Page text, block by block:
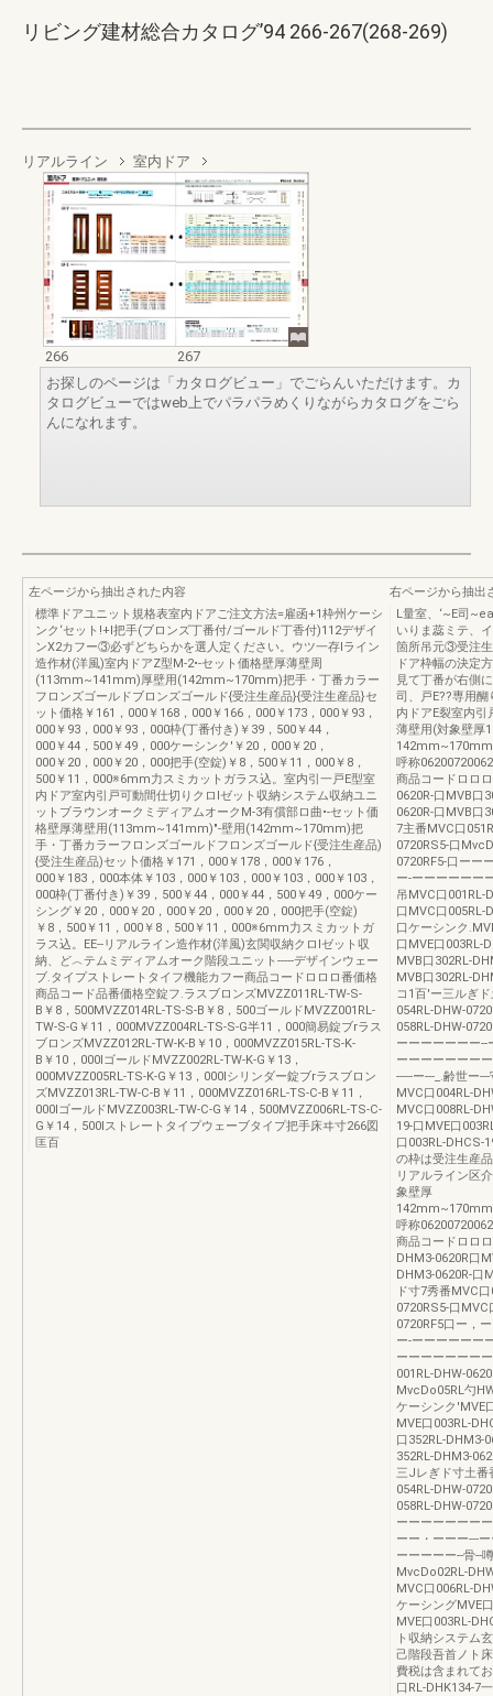
リビング建材総合カタログ’94 266-267(268-269)
リアルライン 室内ドア
266
267
お探しのページは「カタログビュー」でごらんいただけます。カ
タログビューではweb上でパラパラめくりながらカタログをごら
んになれます。
左ページから抽出された内容
標準ドアユニット規格表室内ドアご注文方法=雇函+1枠州ケーシ
ンク‘セット!+I把手(ブロンズ丁番付/ゴールド丁香付)112デザイ
ンX2カフー③必ずどちらかを選人定ください。ウツ一存lライン
造作材(洋風)室内ドアZ型M-2•-セット価格壁厚薄壁周
(113mm~141mm)厚壁用(142mm~170mm)把手・丁番カラー
フロンズゴールドブロンズゴールド{受注生産品}{受注生産品}セ
ット価格￥161，000￥168，000￥166，000￥173，000￥93，
000￥93，000￥93，000枠(丁番付き)￥39，500￥44，
000￥44，500￥49，000ケーシンク'￥20，000￥20，
000￥20，000￥20，000把手(空錠)￥8，500￥11，000￥8，
500￥11，000※6mm力スミカットガラス込。室内引一戸E型室
内ドア室内引戸可動間仕切りクロlゼット収納システム収納ユニ
ットブラウンオークミディアムオークM-3有償部ロ曲•-セット価
格壁厚薄壁用(113mm~141mm)"-壁用(142mm~170mm)把
手・丁番カラーフロンズゴールドフロンズゴールド{受注生産品)
{受注生産品)セッ卜価格￥171，000￥178，000￥176，
000￥183，000本体￥103，000￥103，000￥103，000￥103，
000枠(丁番付き)￥39，500￥44，000￥44，500￥49，000ケー
シング￥20，000￥20，000￥20，000￥20，000把手(空錠)
￥8，500￥11，000￥8，500￥11，000※6mm力スミカットガ
ラス込。EE--リアルライン造作材(洋風)玄関収納クロlゼット収
納、ど︿テムミディアムオーク階段ユニット-----デザインウェー
ブ.タイプストレートタイフ機能カフー商品コードロロロ番価格
商品コード品番価格空錠フ.ラスブロンズMVZZ011RL-TW-S-
B￥8，500MVZZ014RL-TS-S-B￥8，500ゴールドMVZZ001RL-
TW-S-G￥11，000MVZZ004RL-TS-S-G半11，000簡易錠ブrラス
ブロンズMVZZ012RL-TW-K-B￥10，000MVZZ015RL-TS-K-
B￥10，000IゴールドMVZZ002RL-TW-K-G￥13，
000MVZZ005RL-TS-K-G￥13，000Iシリンダー錠ブrラスブロン
ズMVZZ013RL-TW-C-B￥11，000MVZZ016RL-TS-C-B￥11，
000IゴールドMVZZ003RL-TW-C-G￥14，500MVZZ006RL-TS-C-
G￥14，500Iストレートタイプウェーブタイプ把手床ヰ寸266図
匡百
右ページから抽出
L量室、‘~E司
いりま蕊ミテ、
箇所吊元③受注
ドア枠幅の決定
見て丁番が右側
司、戸E??専用
内ドアE裂室内
薄壁用(対象壁厚
呼称
商品コードロロ
0620R-口MVB口
0620R-口MVB口
7主番MVC口
0720RS5-口
0720RF5-口ーー
ー-ーーーーーー
吊MVC口001RL-
口MVC口005RL-
口ケーシンク
口MVE口003RL-
MVB口302RL-
MVB口302RL-
コ1百'ー三ルぎ
054RL-DHW-
058RL-DHW-
ーーーーーーー
ーーーーーーー
-----ー---_.齢世ー
MVC口004RL-
MVC口008RL-
19-口MVE口
口003RL-DHCS-
の枠は受注生産
リアルライン区
象壁厚
呼称
商品コードロロ
DHM3-0620R口
DHM3-0620R-口
ド寸7秀番MVC
0720RS5-口MVC
0720RF5口ー，
ー-ーーーーーー
ーーーーーーー
001RL-DHW-
MvcDo05RL勺
ケーシンク'MVE
MVE口003RL-
口352RL-DHM3-
352RL-DHM3-
三Jレぎド寸土番
054RL-DHW-
058RL-DHW-
ーーーーーーー
ーー・ーーー---
ーーーーー--骨--
MvcDo02RL-
MVC口006RL-
ケーシングMVE
MVE口003RL-
ト収納システム
己階段吾首ノト
費税は含まれて
口RL-DHK134-7